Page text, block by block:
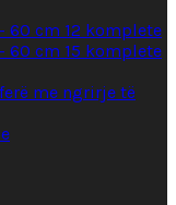
60 cm 12 komplete
60 cm 15 komplete
me ngrirje të